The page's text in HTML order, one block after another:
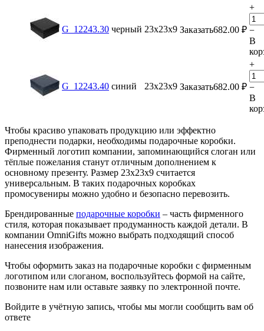
G_12243.30 черный 23х23х9 Заказать682.00 ₽
+
−
В
G_12243.40 синий 23х23х9 Заказать682.00 ₽
+
−
В
Чтобы красиво упаковать продукцию или эффектно
преподнести подарки, необходимы подарочные коробки.
Фирменный логотип компании, запоминающийся слоган или
тёплые пожелания станут отличным дополнением к
основному презенту. Размер 23х23х9 считается
универсальным. В таких подарочных коробках
промосувениры можно удобно и безопасно перевозить.
Брендированные подарочные коробки – часть фирменного
стиля, которая показывает продуманность каждой детали. В
компании OmniGifts можно выбрать подходящий способ
нанесения изображения.
Чтобы оформить заказ на подарочные коробки с фирменным
логотипом или слоганом, воспользуйтесь формой на сайте,
позвоните нам или оставьте заявку по электронной почте.
Войдите в учётную запись, чтобы мы могли сообщить вам об
ответе